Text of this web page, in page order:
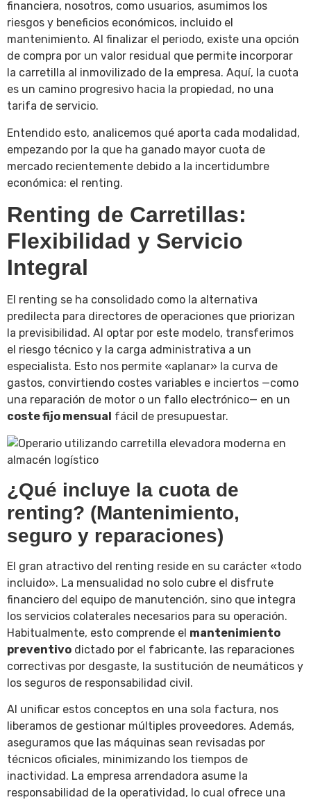
financiera, nosotros, como usuarios, asumimos los
riesgos y beneficios económicos, incluido el
mantenimiento. Al finalizar el periodo, existe una opción
de compra por un valor residual que permite incorporar
la carretilla al inmovilizado de la empresa. Aquí, la cuota
es un camino progresivo hacia la propiedad, no una
tarifa de servicio.
Entendido esto, analicemos qué aporta cada modalidad,
empezando por la que ha ganado mayor cuota de
mercado recientemente debido a la incertidumbre
económica: el renting.
Renting de Carretillas:
Flexibilidad y Servicio
Integral
El renting se ha consolidado como la alternativa
predilecta para directores de operaciones que priorizan
la previsibilidad. Al optar por este modelo, transferimos
el riesgo técnico y la carga administrativa a un
especialista. Esto nos permite «aplanar» la curva de
gastos, convirtiendo costes variables e inciertos —como
una reparación de motor o un fallo electrónico— en un
coste fijo mensual fácil de presupuestar.
¿Qué incluye la cuota de
renting? (Mantenimiento,
seguro y reparaciones)
El gran atractivo del renting reside en su carácter «todo
incluido». La mensualidad no solo cubre el disfrute
financiero del equipo de manutención, sino que integra
los servicios colaterales necesarios para su operación.
Habitualmente, esto comprende el mantenimiento
preventivo dictado por el fabricante, las reparaciones
correctivas por desgaste, la sustitución de neumáticos y
los seguros de responsabilidad civil.
Al unificar estos conceptos en una sola factura, nos
liberamos de gestionar múltiples proveedores. Además,
aseguramos que las máquinas sean revisadas por
técnicos oficiales, minimizando los tiempos de
inactividad. La empresa arrendadora asume la
responsabilidad de la operatividad, lo cual ofrece una